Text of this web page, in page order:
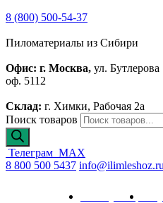
8 (800) 500-54-37
Пиломатериалы из Сибири
Офис: г. Москва, ул.
оф. 5112
Склад: г. Химки, Рабочая 2а
Поиск товаров
Телеграм MAX
8 800 500 5437 info@ilimleshoz.ru
Калькулятор